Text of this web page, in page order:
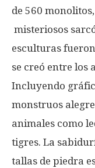
de 560
misteriosos
esculturas
se creó entre los
Incluyendo
monstruos
animales como
tigres. La
tallas de piedra